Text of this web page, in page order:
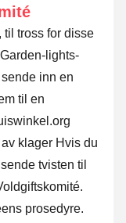
til tross for disse
lights-
sende inn en
til en
klager Hvis du
tvisten til
prosedyre.